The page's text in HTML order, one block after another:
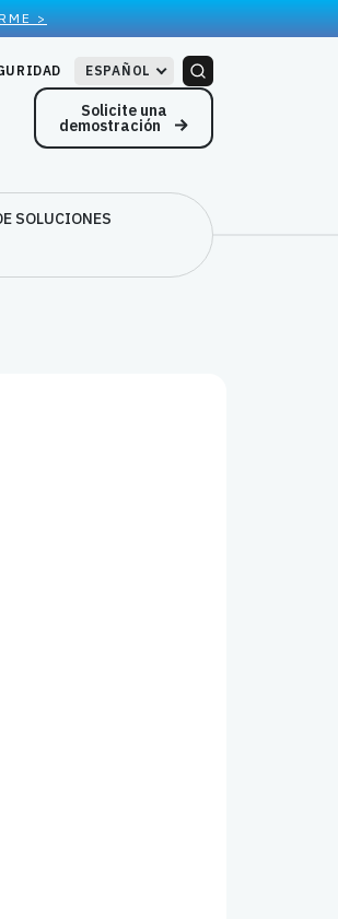
>
ESPAÑOL
Solicite una
demostración
SOLUCIONES